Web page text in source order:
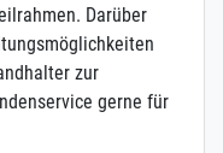
Darüber
zur
gerne für